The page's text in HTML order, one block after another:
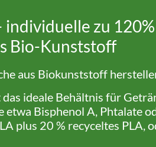
zu 120%
Bio-Kunststoff
aus Biokunststoff
ideale Behältnis für
etwa Bisphenol A, Phtalate
plus 20 % recyceltes PLA,